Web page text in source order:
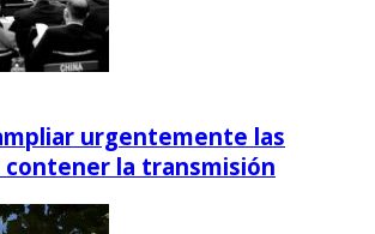
urgentemente las
contener la transmisión